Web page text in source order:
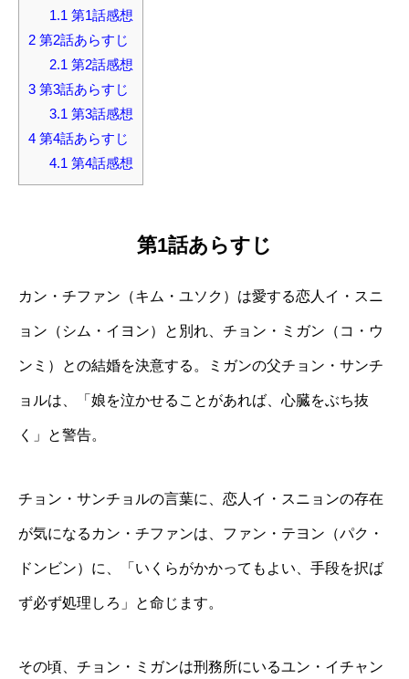
1.1 第1話感想
2 第2話あらすじ
2.1 第2話感想
3 第3話あらすじ
3.1 第3話感想
4 第4話あらすじ
4.1 第4話感想
第1話あらすじ
カン・チファン（キム・ユソク）は愛する恋人イ・スニ
ョン（シム・イヨン）と別れ、チョン・ミガン（コ・ウ
ンミ）との結婚を決意する。ミガンの父チョン・サンチ
ョルは、「娘を泣かせることがあれば、心臓をぶち抜
く」と警告。
チョン・サンチョルの言葉に、恋人イ・スニョンの存在
が気になるカン・チファンは、ファン・テヨン（パク・
ドンビン）に、「いくらがかかってもよい、手段を択ば
ず必ず処理しろ」と命じます。
その頃、チョン・ミガンは刑務所にいるユン・イチャン